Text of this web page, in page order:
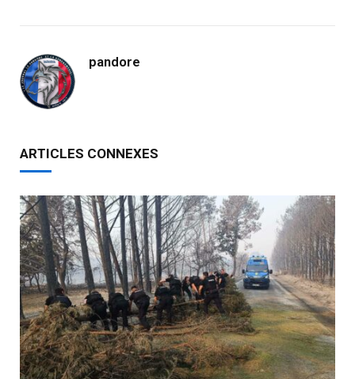
pandore
ARTICLES CONNEXES